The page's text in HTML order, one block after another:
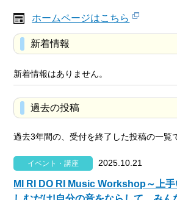
ホームページはこちら
新着情報
新着情報はありません。
過去の投稿
過去3年間の、受付を終了した投稿の一覧
イベント・講座 2025.10.21
MI RI DO RI Music Workshop～上